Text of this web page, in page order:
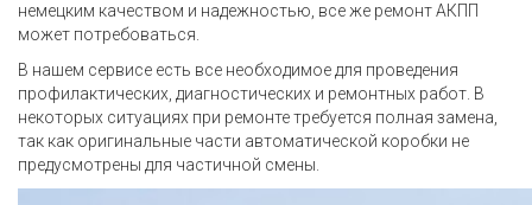
немецким качеством и надежностью, все же ремонт АКПП
может потребоваться.
В нашем сервисе есть все необходимое для проведения
профилактических, диагностических и ремонтных работ. В
некоторых ситуациях при ремонте требуется полная замена,
так как оригинальные части автоматической коробки не
предусмотрены для частичной смены.